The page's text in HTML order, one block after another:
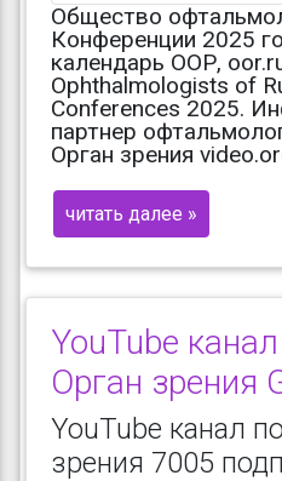
Общество
Конференции 2025
календарь ООР,
Ophthalmologists of
Conferences 2025.
партнер
Орган зрения
читать далее »
YouTube
Орган зрения
YouTube канал
зрения 7005